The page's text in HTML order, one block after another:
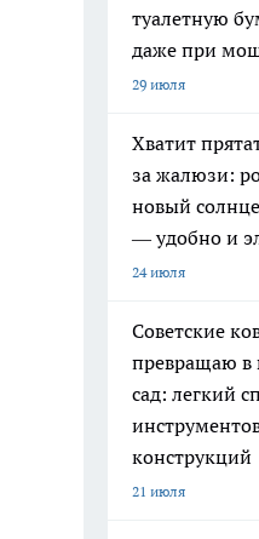
туалетную
даже при
29 июля
Хватит
за жалюзи:
новый
— удобно и
24 июля
Советские
превращаю в
сад: легкий
конструкций
21 июля